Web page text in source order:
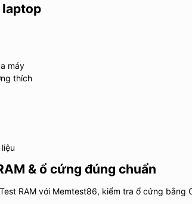
laptop
máy
thích
& ổ cứng đúng chuẩn
Test RAM với Memtest86, kiểm tra ổ cứng bằng